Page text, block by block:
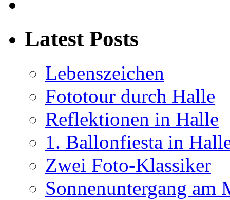
Latest Posts
Lebenszeichen
Fototour durch Halle
Reflektionen in Halle
1. Ballonfiesta in
Zwei Foto-Klassiker
Sonnenuntergang am